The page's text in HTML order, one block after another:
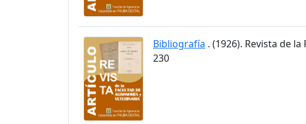
Bibliografía . (1926). Revista de
230